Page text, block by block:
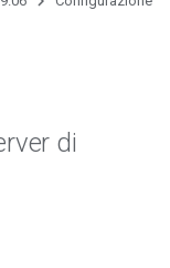
di